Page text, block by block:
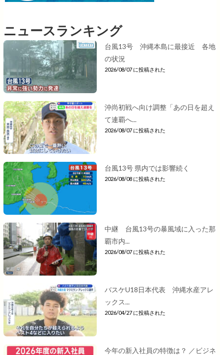
ニュースランキング
台風13号 沖縄本島に最接近 各地
の状況
2026/08/07 に投稿された
沖尚初戦へ向け調整「あの日を超え
て連覇へ...
2026/08/07 に投稿された
台風13号 県内では影響続く
2026/08/08 に投稿された
中継 台風13号の暴風域に入った那
覇市内...
2026/08/07 に投稿された
バスケU18日本代表 沖縄水産アレ
ックス...
2026/04/27 に投稿された
今年の新入社員の特徴は？ ／ビジネ